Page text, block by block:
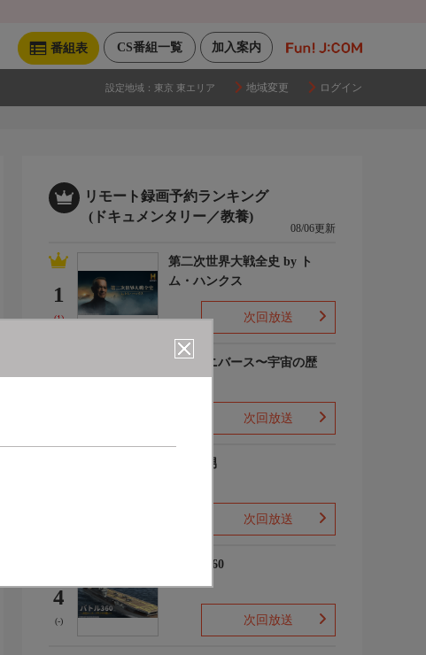
加入案内
CS番組一覧
番組表
設定地域： 東京 東エリア 地域変更 ログイン
リモート録画予約ランキング
(ドキュメンタリー／教養)
08/06更新
1
(1)
第二次世界大戦全史 by ト
ム・ハンクス
次回放送
ザ・ユニバース〜宇宙の歴
次回放送
ザ・森男
次回放送
4
(-)
バトル360
次回放送